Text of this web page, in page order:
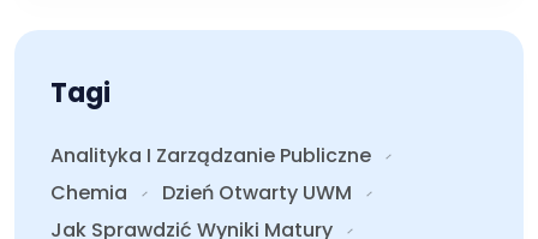
Tagi
Analityka I Zarządzanie Publiczne
Chemia
Dzień Otwarty UWM
Jak Sprawdzić Wyniki Matury